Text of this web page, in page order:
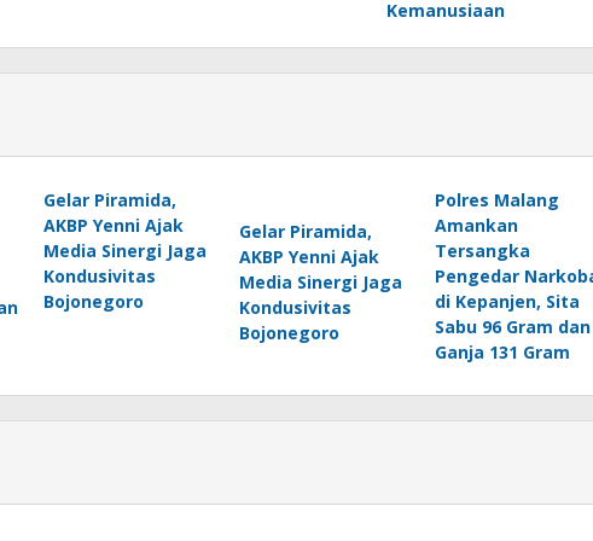
Kemanusiaan
Gelar Piramida,
AKBP Yenni Ajak
Media Sinergi Jaga
Kondusivitas
Bojonegoro
Gelar Piramida,
AKBP Yenni Ajak
Media Sinergi Jaga
Kondusivitas
Bojonegoro
Polres Malang
Amankan
Tersangka
Pengedar
di Kepanjen, Sita
Sabu 96 Gram dan
Ganja 131 Gram